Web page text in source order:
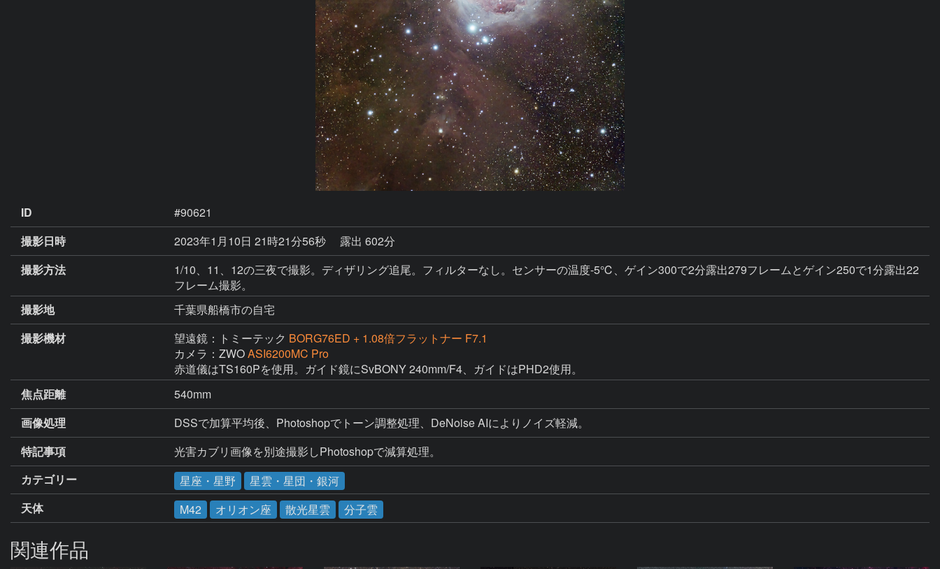
ID
#90621
撮影日時
2023年1月10日 21時21分56秒
露出 602分
撮影方法
1/10、11、12の三夜で撮影。ディザリング追尾。フィルターなし。センサーの温度-5℃、ゲイン300で2分露出279フレームとゲイン250で1分露出22
フレーム撮影。
撮影地
千葉県船橋市の自宅
撮影機材
望遠鏡：トミーテック BORG76ED + 1.08倍フラットナー F7.1
カメラ：ZWOASI6200MC Pro
赤道儀はTS160Pを使用。ガイド鏡にSvBONY 240mm/F4、ガイドはPHD2使用。
焦点距離
540mm
画像処理
DSSで加算平均後、Photoshopでトーン調整処理、DeNoise AIによりノイズ軽減。
特記事項
光害カブリ画像を別途撮影しPhotoshopで減算処理。
カテゴリー
星座・星野
星雲・星団・銀河
天体
M42 オリオン座 散光星雲 分子雲
関連作品